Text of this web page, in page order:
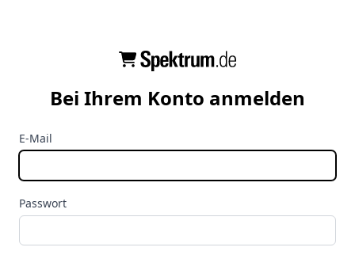
Bei Ihrem Konto anmelden
E-Mail
Passwort